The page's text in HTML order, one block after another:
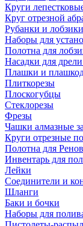
Круги
Круг отрезной
Рубанки и
Наборы для
Полотна для
Насадки для
Плашки и
Плиткорезы
Плоскогубцы
Стеклорезы
Фрезы
Чашки алмазные
Круги отрезные
Полотна для
Инвентарь для
Лейки
Соединители и
Шланги
Баки и бочки
Наборы для